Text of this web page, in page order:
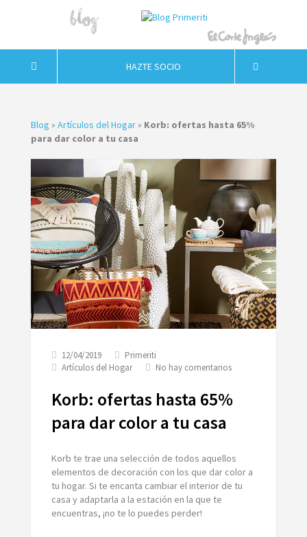
HAZTE SOCIO
Blog » Artículos del Hogar» Korb: ofertas hasta 65%
para dar color a tu casa
12/04/2019
Primeriti
Artículos del Hogar
No hay comentariosen
hasta
a
tu
casa
Korb: ofertas hasta 65%
para dar color a tu casa
Korb te trae una selección de todos aquellos
elementos de decoración con los que dar color a
tu hogar. Si te encanta cambiar el interior de tu
casa y adaptarla a la estación en la que te
encuentras, ¡no te lo puedes perder!